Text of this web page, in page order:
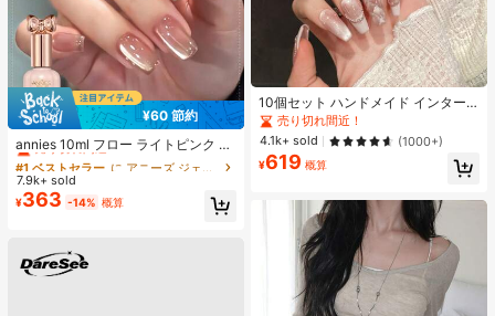
¥60 節約
annies 10ml フロー ライトピンク キ
ャットアイ ジェルネイルポリッシュ
ウルトラシャイン UVジェル ミラー
グラス キャットマグネットジェル ワ
ニス ネイルサプライ
#1 ベストセラー
に アニーズ ジェルネイルポリッシュ
売り切れ間近！
#1 ベストセラー
売り切れ間近！
#1 ベストセラー
売り切れ間近！
#1 ベストセラー
に アニーズ ジェルネイルポリッシュ
7.9k+ sold
¥363 -14% 概算
10個セット ハンドメイド インター
ネットセレブリティ優しいラインス
トーンラティスフレンチフォークフ
ァックスパールピンクキャットアイ
ボウ偽ネイル プレスオンネイル ネイ
ルサプライ ハンドメイドプレスオン
売り切れ間近！
4.1k+ sold
(1000+)
¥619 概算